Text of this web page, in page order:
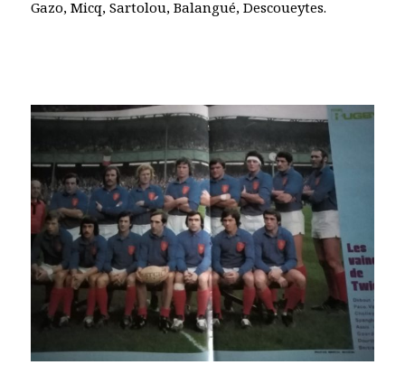
Gazo, Micq, Sartolou, Balangué, Descoueytes.